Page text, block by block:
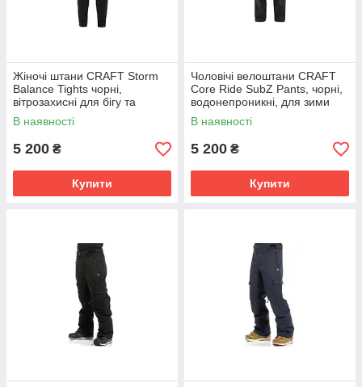
Жіночі штани CRAFT Storm
Balance Tights чорні,
вітрозахисні для бігу та
тренувань.
В наявності
5 200 ₴
Купити
Чоловічі велоштани CRAFT
Core Ride SubZ Pants, чорні,
водонепроникні, для зими
В наявності
5 200 ₴
Купити